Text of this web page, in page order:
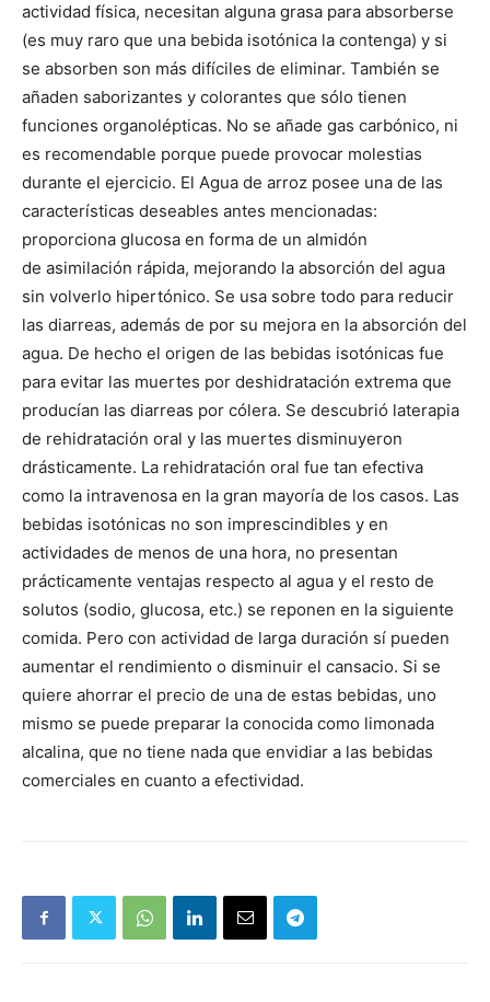
actividad física, necesitan alguna grasa para absorberse
(es muy raro que una bebida isotónica la contenga) y si
se absorben son más difíciles de eliminar. También se
añaden saborizantes y colorantes que sólo tienen
funciones organolépticas. No se añade gas carbónico, ni
es recomendable porque puede provocar molestias
durante el ejercicio. El Agua de arroz posee una de las
características deseables antes mencionadas:
proporciona glucosa en forma de un almidón
de asimilación rápida, mejorando la absorción del agua
sin volverlo hipertónico. Se usa sobre todo para reducir
las diarreas, además de por su mejora en la absorción del
agua. De hecho el origen de las bebidas isotónicas fue
para evitar las muertes por deshidratación extrema que
producían las diarreas por cólera. Se descubrió laterapia
de rehidratación oral y las muertes disminuyeron
drásticamente. La rehidratación oral fue tan efectiva
como la intravenosa en la gran mayoría de los casos. Las
bebidas isotónicas no son imprescindibles y en
actividades de menos de una hora, no presentan
prácticamente ventajas respecto al agua y el resto de
solutos (sodio, glucosa, etc.) se reponen en la siguiente
comida. Pero con actividad de larga duración sí pueden
aumentar el rendimiento o disminuir el cansacio. Si se
quiere ahorrar el precio de una de estas bebidas, uno
mismo se puede preparar la conocida como limonada
alcalina, que no tiene nada que envidiar a las bebidas
comerciales en cuanto a efectividad.